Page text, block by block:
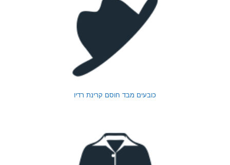
כובעים מבד חוסם קרינת רדיו